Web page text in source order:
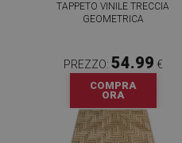
TAPPETO VINILE TRECCIA
GEOMETRICA
PREZZO: 54.99 €
COMPRA
ORA